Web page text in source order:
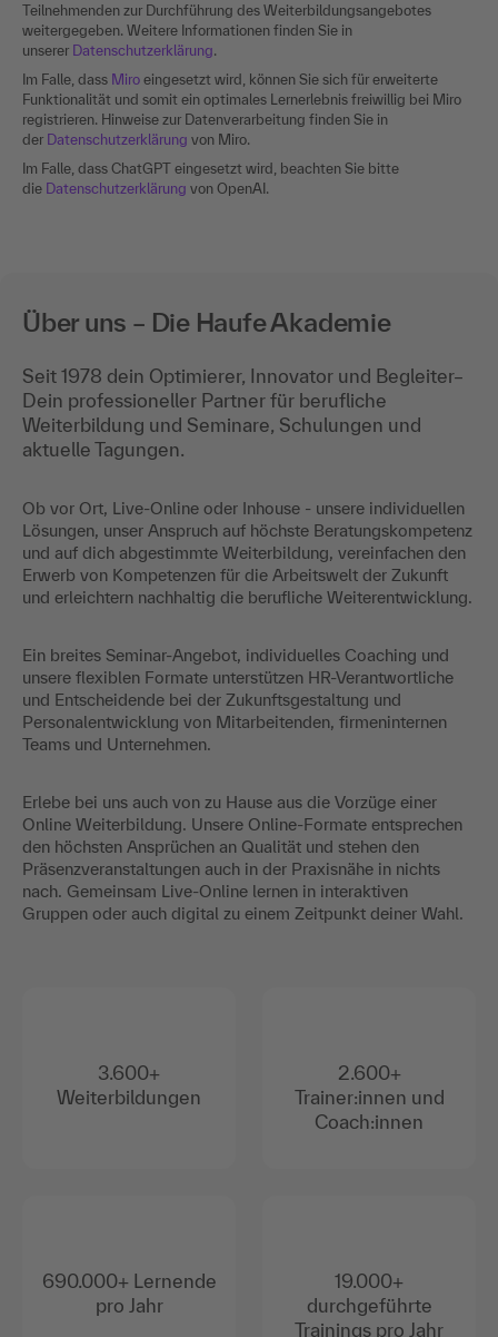
Teilnehmenden zur Durchführung des Weiterbildungsangebotes
weitergegeben. Weitere Informationen finden Sie in
unserer Datenschutzerklärung.
Im Falle, dass Miro eingesetzt wird, können Sie sich für erweiterte
Funktionalität und somit ein optimales Lernerlebnis freiwillig bei Miro
registrieren. Hinweise zur Datenverarbeitung finden Sie in
der Datenschutzerklärung von Miro.
Im Falle, dass ChatGPT eingesetzt wird, beachten Sie bitte
die Datenschutzerklärung von OpenAI.
Über uns – Die Haufe Akademie
Seit 1978 dein Optimierer, Innovator und Begleiter–
Dein professioneller Partner für berufliche
Weiterbildung und Seminare, Schulungen und
aktuelle Tagungen.
Ob vor Ort, Live-Online oder Inhouse - unsere individuellen
Lösungen, unser Anspruch auf höchste Beratungskompetenz
und auf dich abgestimmte Weiterbildung, vereinfachen den
Erwerb von Kompetenzen für die Arbeitswelt der Zukunft
und erleichtern nachhaltig die berufliche Weiterentwicklung.
Ein breites Seminar-Angebot, individuelles Coaching und
unsere flexiblen Formate unterstützen HR-Verantwortliche
und Entscheidende bei der Zukunftsgestaltung und
Personalentwicklung von Mitarbeitenden, firmeninternen
Teams und Unternehmen.
Erlebe bei uns auch von zu Hause aus die Vorzüge einer
Online Weiterbildung. Unsere Online-Formate entsprechen
den höchsten Ansprüchen an Qualität und stehen den
Präsenzveranstaltungen auch in der Praxisnähe in nichts
nach. Gemeinsam Live-Online lernen in interaktiven
Gruppen oder auch digital zu einem Zeitpunkt deiner Wahl.
3.600+
Weiterbildungen
690.000+ Lernende
pro Jahr
2.600+
Trainer:innen und
Coach:innen
19.000+
durchgeführte
Trainings pro Jahr